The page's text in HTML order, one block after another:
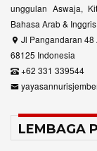
unggulan Aswaja,
Bahasa Arab & Inggris
Jl Pangandaran 48
68125 Indonesia
+62 331 339544
LEMBAGA